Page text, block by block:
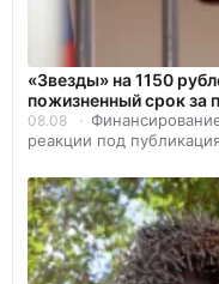
«Звезды» на 1150
пожизненный срок за
08.08
реакции под